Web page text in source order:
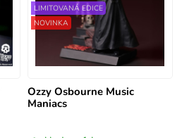
Ozzy Osbourne Music
Maniacs
LIMITOVANÁ EDICE
NOVINKA